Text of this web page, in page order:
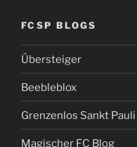
FCSP BLOGS
Übersteiger
Beebleblox
Grenzenlos Sankt Pauli
Magischer FC Blog